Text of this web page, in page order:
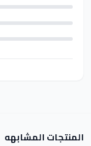
المنتجات المشابهه